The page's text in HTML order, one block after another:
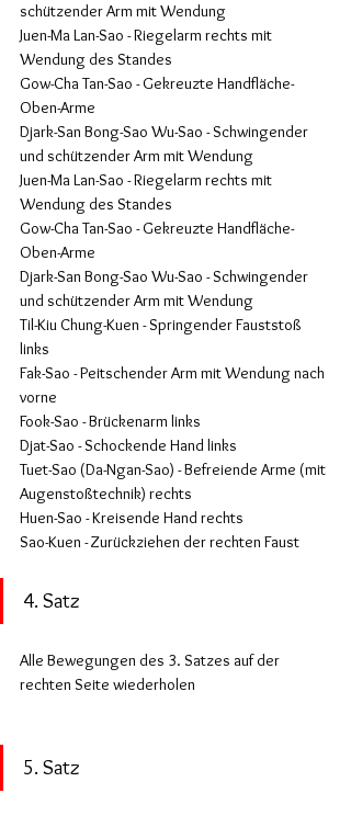
schützender Arm mit Wendung
Juen-Ma Lan-Sao - Riegelarm rechts mit
Wendung des Standes
Gow-Cha Tan-Sao - Gekreuzte Handfläche-
Oben-Arme
Djark-San Bong-Sao Wu-Sao - Schwingender
und schützender Arm mit Wendung
Juen-Ma Lan-Sao - Riegelarm rechts mit
Wendung des Standes
Gow-Cha Tan-Sao - Gekreuzte Handfläche-
Oben-Arme
Djark-San Bong-Sao Wu-Sao - Schwingender
und schützender Arm mit Wendung
Til-Kiu Chung-Kuen - Springender Fauststoß
links
Fak-Sao - Peitschender Arm mit Wendung nach
vorne
Fook-Sao - Brückenarm links
Djat-Sao - Schockende Hand links
Tuet-Sao (Da-Ngan-Sao) - Befreiende Arme (mit
Augenstoßtechnik) rechts
Huen-Sao - Kreisende Hand rechts
Sao-Kuen - Zurückziehen der rechten Faust
4. Satz
Alle Bewegungen des 3. Satzes auf der
rechten Seite wiederholen
5. Satz